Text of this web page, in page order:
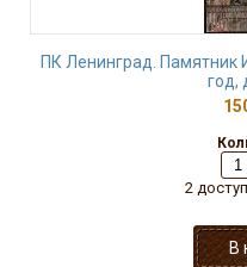
ПК Ленинград. Памятник
год,
2